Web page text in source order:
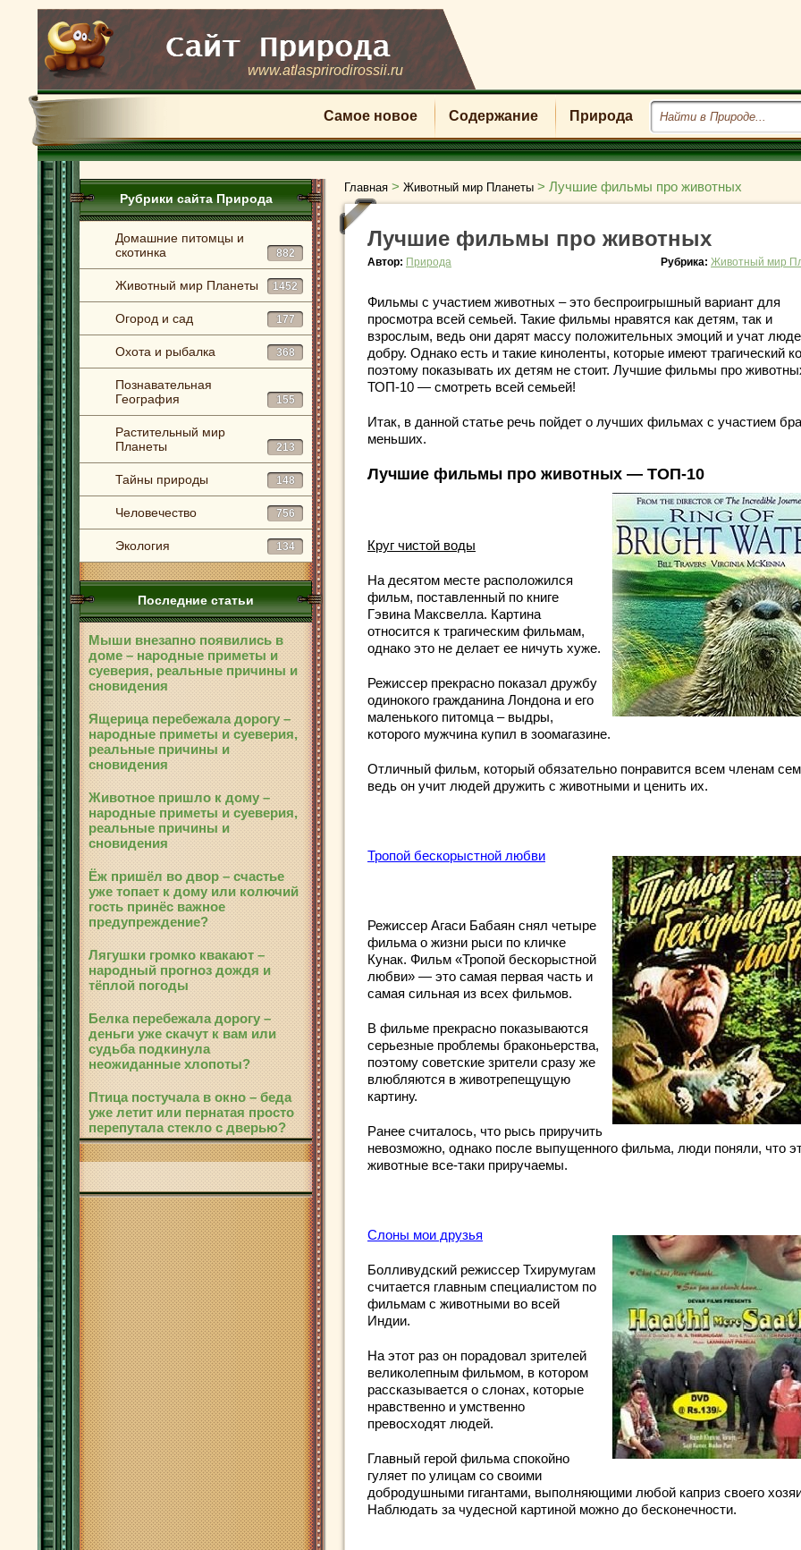
www.atlasprirodirossii.ru
Самое новое Содержание Природа
Рубрики сайта Природа
Домашние питомцы и
скотинка
882
Животный мир Планеты 1452
Огород и сад 177
Охота и рыбалка 368
Познавательная
География
155
Растительный мир
Планеты
213
Тайны природы 148
Человечество 756
Экология 134
Последние статьи
Мыши внезапно появились в
доме – народные приметы и
суеверия, реальные причины и
сновидения
Ящерица перебежала дорогу –
народные приметы и суеверия,
реальные причины и
сновидения
Животное пришло к дому –
народные приметы и суеверия,
реальные причины и
сновидения
Ёж пришёл во двор – счастье
уже топает к дому или колючий
гость принёс важное
предупреждение?
Лягушки громко квакают –
народный прогноз дождя и
тёплой погоды
Белка перебежала дорогу –
деньги уже скачут к вам или
судьба подкинула
неожиданные хлопоты?
Птица постучала в окно – беда
уже летит или пернатая просто
перепутала стекло с дверью?
Главная > Животный мир Планеты > Лучшие фильмы про животных
Лучшие фильмы про животных
Автор: Природа Рубрика: Животный мир
Фильмы с участием животных – это беспроигрышный вариант для
просмотра всей семьей. Такие фильмы нравятся как детям, так и
взрослым, ведь они дарят массу положительных эмоций и учат
добру. Однако есть и такие киноленты, которые имеют трагический
поэтому показывать их детям не стоит. Лучшие фильмы про
ТОП-10 — смотреть всей семьей!
Итак, в данной статье речь пойдет о лучших фильмах с участием
меньших.
Лучшие фильмы про животных — ТОП-10
Круг чистой воды
На десятом месте расположился
фильм, поставленный по книге
Гэвина Максвелла. Картина
относится к трагическим фильмам,
однако это не делает ее ничуть хуже.
Режиссер прекрасно показал дружбу
одинокого гражданина Лондона и его
маленького питомца – выдры,
которого мужчина купил в зоомагазине.
Отличный фильм, который обязательно понравится всем членам
ведь он учит людей дружить с животными и ценить их.
Тропой бескорыстной любви
Режиссер Агаси Бабаян снял четыре
фильма о жизни рыси по кличке
Кунак. Фильм «Тропой бескорыстной
любви» — это самая первая часть и
самая сильная из всех фильмов.
В фильме прекрасно показываются
серьезные проблемы браконьерства,
поэтому советские зрители сразу же
влюбляются в животрепещущую
картину.
Ранее считалось, что рысь приручить
невозможно, однако после выпущенного фильма, люди поняли, что
животные все-таки приручаемы.
Слоны мои друзья
Болливудский режиссер Тхирумугам
считается главным специалистом по
фильмам с животными во всей
Индии.
На этот раз он порадовал зрителей
великолепным фильмом, в котором
рассказывается о слонах, которые
нравственно и умственно
превосходят людей.
Главный герой фильма спокойно
гуляет по улицам со своими
добродушными гигантами, выполняющими любой каприз своего
Наблюдать за чудесной картиной можно до бесконечности.